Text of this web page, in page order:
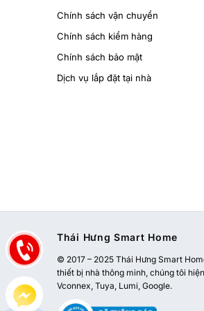
Chính sách vận chuyển
Chính sách kiểm hàng
Chính sách bảo mật
Dịch vụ lắp đặt tại nhà
Thái Hưng Smart Home
© 2017 – 2025 Thái Hưng Smart
thiết bị nhà thông minh, chúng tôi
Vconnex, Tuya, Lumi, Google.